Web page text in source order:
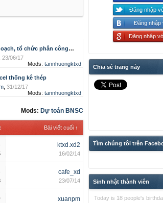
Mods: tannhuongktxd
phân công và giám sát chất lượng công việc, dự án
23/06/17
Mods: tannhuongktxd
thống kê thép
31/12/17
Mods: Dự toán BNSC
Bài viết cuối ↑
ktxd.xd2
16/02/14
cafe_xd
23/07/14
xuanpm
Đăng nhập
Đăng nhập
Đăng nhập
Chia sẻ trang này
Tìm chúng tôi trên
Sinh nhật thành viên
Today is 18 people's